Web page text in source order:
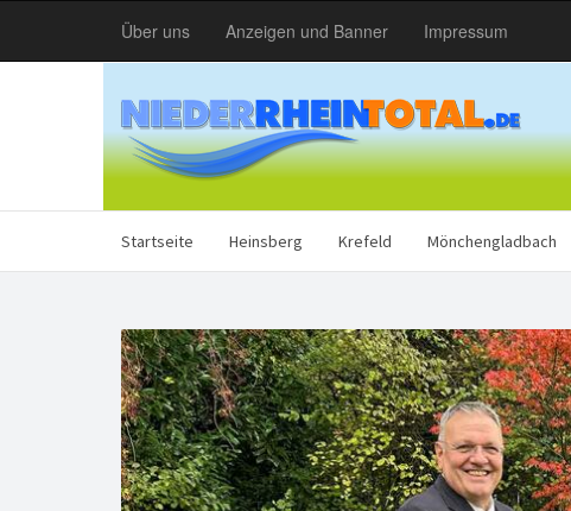
Über uns Anzeigen und Banner Impressum
Startseite Heinsberg Krefeld Mönchengladbach